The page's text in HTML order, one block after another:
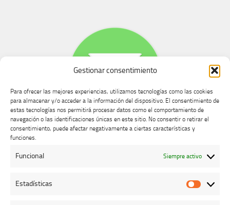
Gestionar consentimiento
Para ofrecer las mejores experiencias, utilizamos tecnologías como las cookies
para almacenar y/o acceder a la información del dispositivo. El consentimiento de
estas tecnologías nos permitirá procesar datos como el comportamiento de
navegación o las identificaciones únicas en este sitio. No consentir o retirar el
consentimiento, puede afectar negativamente a ciertas características y
funciones.
Funcional Siempre activo
Estadísticas
Buzón de dudas, quejas y sugerencias